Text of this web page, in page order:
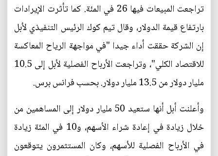
تراجعت المبيعات فيها 26 في المئة. كما تأثرت الإيرادات
بارتفاع قيمة الدولار، وقال تيم كوك الرئيس التنفيذي لأبل
إن الشركة حققت أداء جيدا "في مواجهة الرياح المعاكسة
للاقتصاد الكلي"، وتراجعت الأرباح الفصلية لأبل إلى 10.5
مليار دولار من 13.5 مليار دولار. بحسب فرانس برس.
وأعلنت أبل أنها ستعيد 50 مليار دولار إلى المساهمين من
خلال زيادة في إعادة شراء الأسهم، و10 في المئة زيادة
في الأرباح الفصلية للأسهم، وكان المستثمرون يتوقعون